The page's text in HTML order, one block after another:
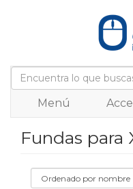
Menú
Fundas para